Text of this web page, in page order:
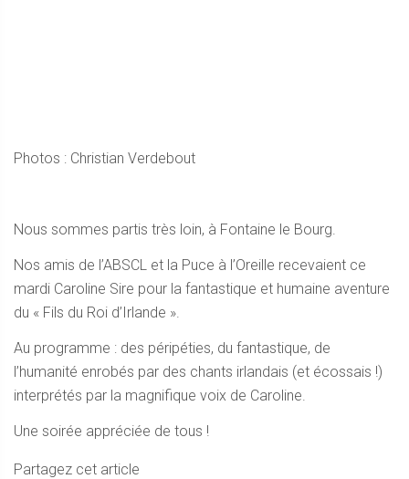
Photos : Christian Verdebout
Nous sommes partis très loin, à Fontaine le Bourg.
Nos amis de l’ABSCL et la Puce à l’Oreille recevaient ce
mardi Caroline Sire pour la fantastique et humaine aventure
du « Fils du Roi d’Irlande ».
Au programme : des péripéties, du fantastique, de
l’humanité enrobés par des chants irlandais (et écossais !)
interprétés par la magnifique voix de Caroline.
Une soirée appréciée de tous !
Partagez cet article